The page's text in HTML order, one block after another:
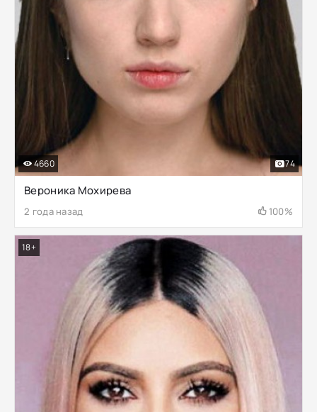
Вероника Мохирева
2 года назад 100%
4660 74
18+